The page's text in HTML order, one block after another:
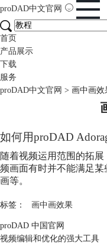
proDAD中文官网
首页
产品展示
下载
服务
proDAD中文官网 > 画中画效
如何用proDAD
随着视频运用范围的拓
频画面有时并不能满足
画等。
标签： 画中画效果
proDAD 中国官网
视频编辑和优化的强大工具